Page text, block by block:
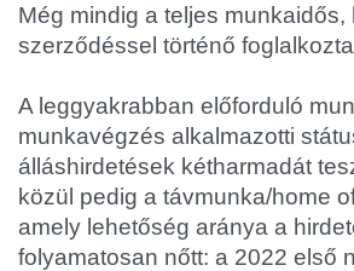
Még mindig a teljes
szerződéssel történő
A leggyakrabban előforduló
munkavégzés alkalmazotti
álláshirdetések kétharmadát
közül pedig a távmunka/home
amely lehetőség aránya a
folyamatosan nőtt: a 2022 első